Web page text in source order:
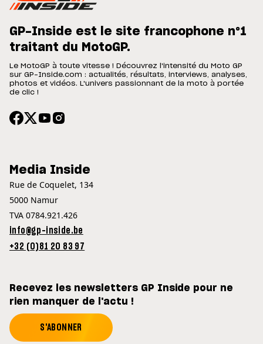
GP-Inside est le site francophone n°1
traitant du MotoGP.
Le MotoGP à toute vitesse ! Découvrez l'intensité du Moto GP
sur GP-Inside.com : actualités, résultats, interviews, analyses,
photos et vidéos. L'univers passionnant de la moto à portée
de clic !
Media Inside
Rue de Coquelet, 134
5000 Namur
TVA 0784.921.426
info@gp-inside.be
+32 (0)81 20 83 97
Recevez les newsletters GP Inside pour ne
rien manquer de l'actu !
S'ABONNER